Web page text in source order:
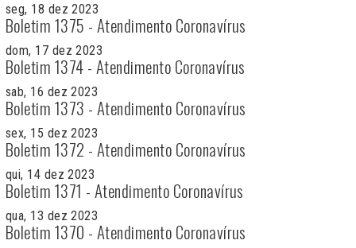
seg, 18 dez 2023
Boletim 1375 - Atendimento Coronavírus
dom, 17 dez 2023
Boletim 1374 - Atendimento Coronavírus
sab, 16 dez 2023
Boletim 1373 - Atendimento Coronavírus
sex, 15 dez 2023
Boletim 1372 - Atendimento Coronavírus
qui, 14 dez 2023
Boletim 1371 - Atendimento Coronavírus
qua, 13 dez 2023
Boletim 1370 - Atendimento Coronavírus